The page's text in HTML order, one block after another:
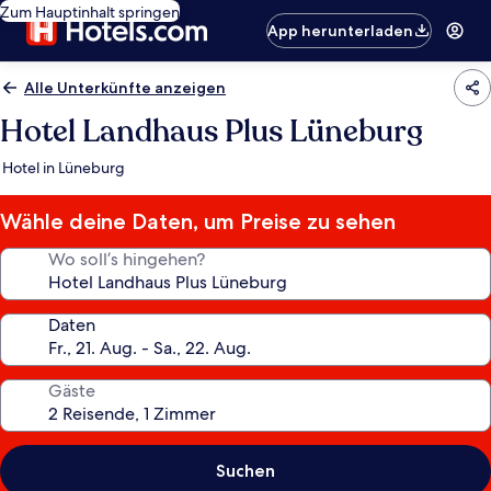
Zum Hauptinhalt springen
App herunterladen
Alle Unterkünfte anzeigen
Hotel Landhaus Plus Lüneburg
Hotel in Lüneburg
Wähle deine Daten, um Preise zu sehen
Wo soll’s hingehen?
Daten
Gäste
Suchen